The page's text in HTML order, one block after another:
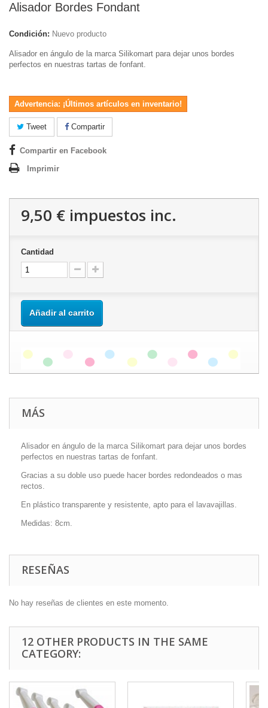
Alisador Bordes Fondant
Condición: Nuevo producto
Alisador en ángulo de la marca Silikomart para dejar unos bordes
perfectos en nuestras tartas de fonfant.
Advertencia: ¡Últimos artículos en inventario!
Tweet Compartir
Compartir en Facebook
Imprimir
9,50 € impuestos inc.
Cantidad
Añadir al carrito
MÁS
Alisador en ángulo de la marca Silikomart para dejar unos bordes
perfectos en nuestras tartas de fonfant.
Gracias a su doble uso puede hacer bordes redondeados o mas
rectos.
En plástico transparente y resistente, apto para el lavavajillas.
Medidas: 8cm.
RESEÑAS
No hay reseñas de clientes en este momento.
12 OTHER PRODUCTS IN THE SAME
CATEGORY: